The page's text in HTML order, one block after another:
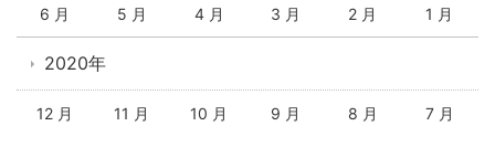
6 月 5 月 4 月 3 月 2 月 1 月
2020年
12 月 11 月 10 月 9 月 8 月 7 月